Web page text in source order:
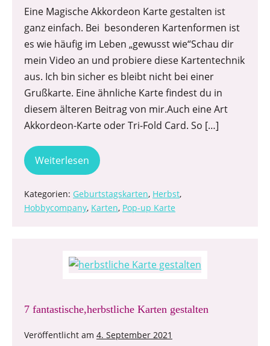
Eine Magische Akkordeon Karte gestalten ist
ganz einfach. Bei besonderen Kartenformen ist
es wie häufig im Leben „gewusst wie“Schau dir
mein Video an und probiere diese Kartentechnik
aus. Ich bin sicher es bleibt nicht bei einer
Grußkarte. Eine ähnliche Karte findest du in
diesem älteren Beitrag von mir.Auch eine Art
Akkordeon-Karte oder Tri-Fold Card. So […]
Weiterlesen
Kategorien: Geburtstagskarten, Herbst,
Hobbycompany, Karten, Pop-up Karte
7 fantastische,herbstliche Karten gestalten
Veröffentlicht am 4. September 2021